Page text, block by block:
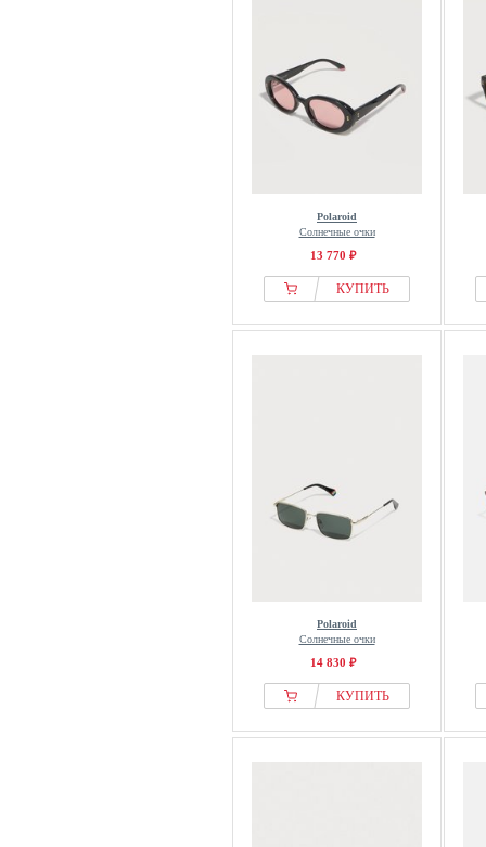
Polaroid
Солнечные очки
13 770 ₽
КУПИТЬ
Polaroid
Солнечные очки
14 830 ₽
КУПИТЬ